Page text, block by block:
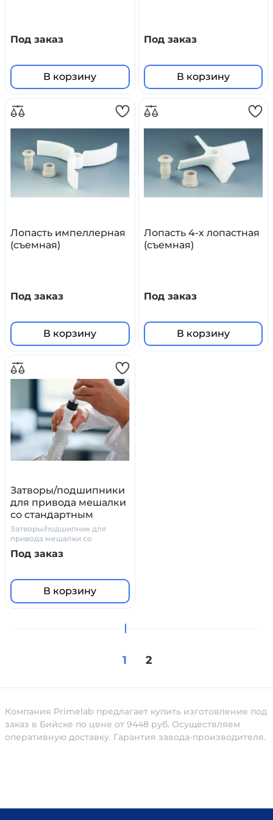
Под заказ
В корзину
Под заказ
В корзину
Лопасть импеллерная
(съемная)
Под заказ
В корзину
Лопасть 4-х лопастная
(съемная)
Под заказ
В корзину
Затворы/подшипники
для привода мешалки
со стандартным
шлифом
Затворы/подшипник для
привода мешалки со
стандартным шлифом
Под заказ
В корзину
1 2
Компания Primelab предлагает купить изготовление под
заказ в Бийске по цене от 9448 руб. Осуществляем
оперативную доставку. Гарантия завода-производителя.